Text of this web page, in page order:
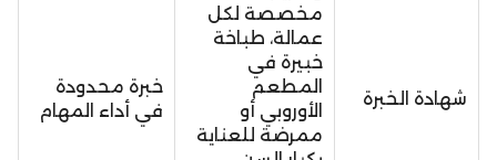
شهادة الخبرة
مخصصة لكل
عمالة، طباخة
خبيرة في
المطعم
الأوروبي أو
ممرضة للعناية
خبرة محدودة
في أداء المهام